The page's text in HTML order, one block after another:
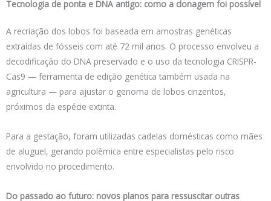
Tecnologia de ponta e DNA antigo: como a clonagem foi possível
A recriação dos lobos foi baseada em amostras genéticas
extraídas de fósseis com até 72 mil anos. O processo envolveu a
decodificação do DNA preservado e o uso da tecnologia CRISPR-
Cas9 — ferramenta de edição genética também usada na
agricultura — para ajustar o genoma de lobos cinzentos,
próximos da espécie extinta.
Para a gestação, foram utilizadas cadelas domésticas como mães
de aluguel, gerando polêmica entre especialistas pelo risco
envolvido no procedimento.
Do passado ao futuro: novos planos para ressuscitar outras